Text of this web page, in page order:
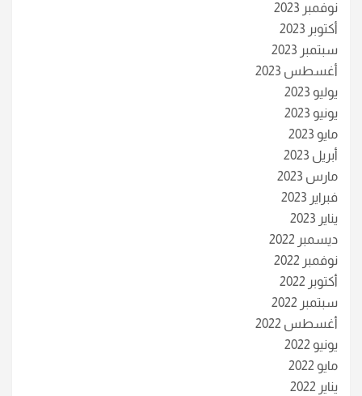
نوفمبر 2023
أكتوبر 2023
سبتمبر 2023
أغسطس 2023
يوليو 2023
يونيو 2023
مايو 2023
أبريل 2023
مارس 2023
فبراير 2023
يناير 2023
ديسمبر 2022
نوفمبر 2022
أكتوبر 2022
سبتمبر 2022
أغسطس 2022
يونيو 2022
مايو 2022
يناير 2022